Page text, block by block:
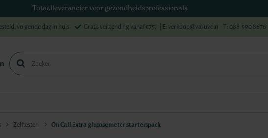
Totaalleverancier voor gezondheidsprofessionals
volgende dag in huis Gratis verzending vanaf €75,- | E: verkoop@varuvo.nl - T: 088-990 8676
Zelftesten On Call Extra glucosemeter starterspack